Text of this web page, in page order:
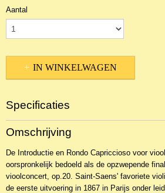
Aantal
IN WINKELWAGEN
Specificaties
Productcode
NBLNSo-2252
EAN code
9781581061956
Omschrijving
De Introductie en Rondo Capriccioso voor
oorspronkelijk bedoeld als de opzwepende
vioolconcert, op.20. Saint-Saens' favoriete
de eerste uitvoering in 1867 in Parijs onder